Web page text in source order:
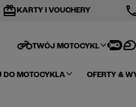
redeem KARTY I VOUCHERY
motorcycleTWÓJ MOTOCYKL
DO MOTOCYKLA OFERTY &